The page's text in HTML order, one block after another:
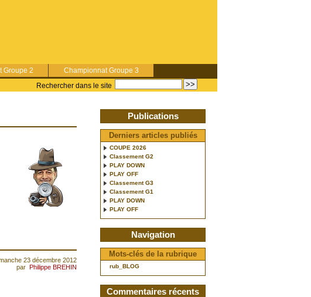
Groupe 2
Championnat Groupe 3
Rechercher dans le site
23 décembre 2012
par Philippe BREHIN
Publications
Derniers articles publiés
COUPE 2026
Classement G2
PLAY DOWN
PLAY OFF
Classement G3
Classement G1
PLAY DOWN
PLAY OFF
Navigation
Mots-clés de la rubrique
rub_BLOG
Commentaires récents